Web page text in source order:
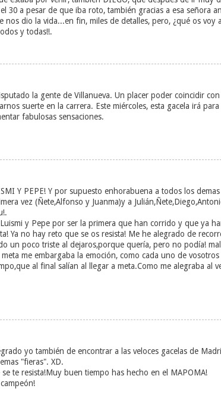
30 a pesar de que iba roto, también gracias a esa señora
dio la vida...en fin, miles de detalles, pero, ¿qué os voy
y todas!!.
la gente de Villanueva. Un placer poder coincidir
suerte en la carrera. Este miércoles, esta gacela irá
fabulosas sensaciones.
Y PEPE! Y por supuesto enhorabuena a todos los
vez (Ñete,Alfonso y Juanma)y a
y Pepe por ser la primera que han corrido y que ya
Ya no hay reto que se os resista! Me he alegrado de
un poco triste al dejaros,porque quería, pero no podía!
me embargaba la emoción, como cada uno de
al final salían al llegar a meta.Como me alegraba al
yo también de encontrar a las veloces gacelas de
"fieras". XD.
te resista!Muy buen tiempo has hecho en el MAPOMA!